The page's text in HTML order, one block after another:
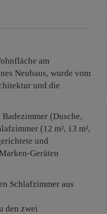
am
Neubaus, wurde vom
und die
(Dusche,
(12 m², 13 m²,
und
Geräten
Schlafzimmer aus
den zwei